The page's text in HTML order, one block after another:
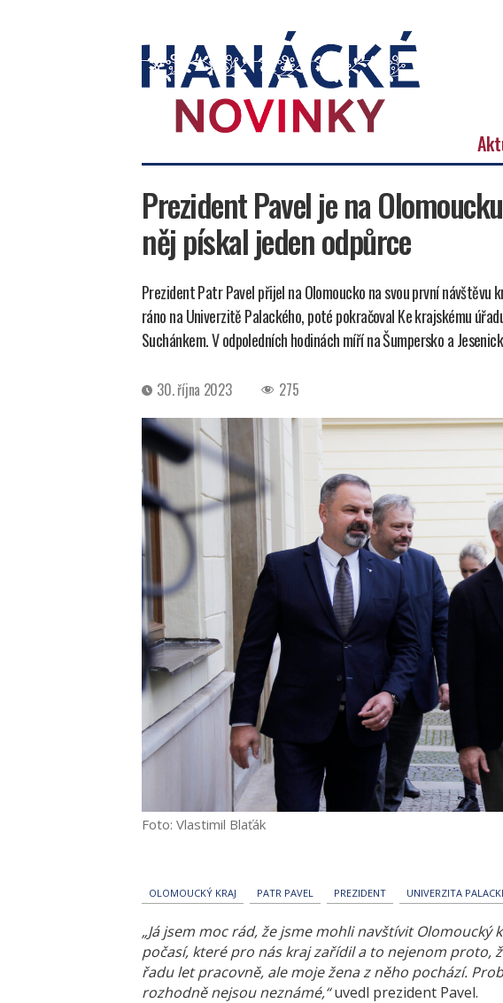
novinky
Prezident Pavel je na
něj pískal jeden odpůrce
Prezident Patr Pavel přijel na Olomoucko na svou první návštěvu
ráno na Univerzitě Palackého, poté pokračoval Ke krajskému
Suchánkem. V odpoledních hodinách míří na Šumpersko a
Datum
příspěvku
30. října 2023 275
Foto: Vlastimil Blaťák
OLOMOUCKÝ KRAJ PATR PAVEL PREZIDENT UNIVERZITA
„Já jsem moc rád, že jsme mohli navštívit Olomoucký
počasí, které pro nás kraj zařídil a to nejenom proto,
řadu let pracovně, ale moje žena z něho pochází.
rozhodně nejsou neznámé,“uvedl prezident Pavel.